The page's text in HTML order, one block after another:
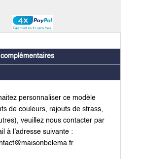
personnaliser ce modèle
de couleurs, rajouts de strass,
veuillez nous contacter par
à l’adresse suivante :